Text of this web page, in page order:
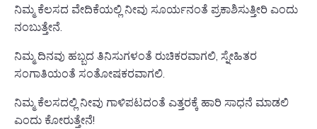
ನಿಮ್ಮ ಕೆಲಸದ ವೇದಿಕೆಯಲ್ಲಿ ನೀವು ಸೂರ್ಯನಂತೆ ಪ್ರಕಾಶಿಸುತ್ತೀರಿ ಎಂದು
ನಂಬುತ್ತೇನೆ.
ನಿಮ್ಮ ದಿನವು ಹಬ್ಬದ ತಿನಿಸುಗಳಂತೆ ರುಚಿಕರವಾಗಲಿ, ಸ್ನೇಹಿತರ
ಸಂಗಾತಿಯಂತೆ ಸಂತೋಷಕರವಾಗಲಿ.
ನಿಮ್ಮ ಕೆಲಸದಲ್ಲಿ ನೀವು ಗಾಳಿಪಟದಂತೆ ಎತ್ತರಕ್ಕೆ ಹಾರಿ ಸಾಧನೆ ಮಾಡಲಿ
ಎಂದು ಕೋರುತ್ತೇನೆ!